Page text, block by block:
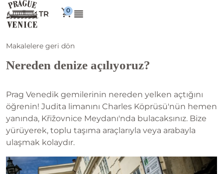
TR
Makalelere geri dön
Nereden denize açılıyoruz?
Prag Venedik gemilerinin nereden yelken açtığını
öğrenin! Judita limanını Charles Köprüsü'nün hemen
yanında, Křižovnice Meydanı'nda bulacaksınız. Bize
yürüyerek, toplu taşıma araçlarıyla veya arabayla
ulaşmak kolaydır.